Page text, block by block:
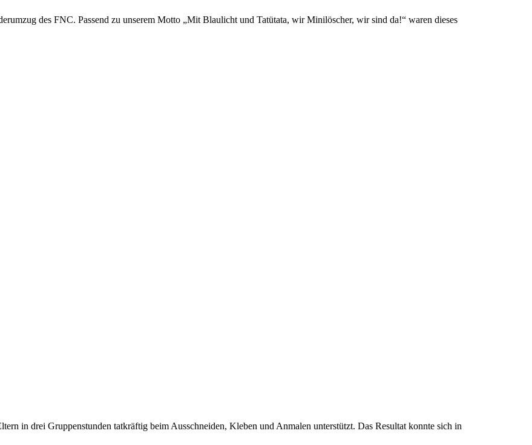
des FNC. Passend zu unserem Motto „Mit Blaulicht und Tatütata, wir Minilöscher, wir sind da!“ waren dieses
in drei Gruppenstunden tatkräftig beim Ausschneiden, Kleben und Anmalen unterstützt. Das Resultat konnte sich in